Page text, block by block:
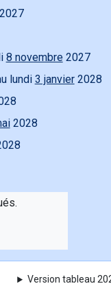
2027
8 novembre 2027
lundi 3 janvier2028
2028
Version tableau